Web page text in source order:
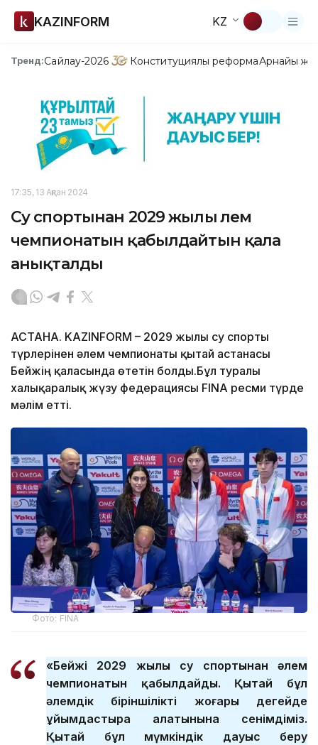
KAZINFORM KZ
Тренд:Сайлау-2026 Конституциялық реформаАрнайы
17:35, 13 Ақпан 2024
Су спортынан 2029 жылы әлем
чемпионатын қабылдайтын қала
анықталды
АСТАНА. KAZINFORM – 2029 жылғы су спорты
түрлерінен әлем чемпионаты қытай астанасы
Бейжің қаласында өтетін болды.Бұл туралы
халықаралық жүзу федерациясы FINA ресми түрде
мәлім етті.
Фото: FINA
«Бейжің 2029 жылы су спортынан әлем
чемпионатын қабылдайды. Қытай бұл
әлемдік біріншілікті жоғары деңгейде
ұйымдастыра алатынына сенімдіміз.
Қытай бұл мүмкіндік дауыс беру